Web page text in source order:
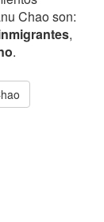
Chao son:
,
.